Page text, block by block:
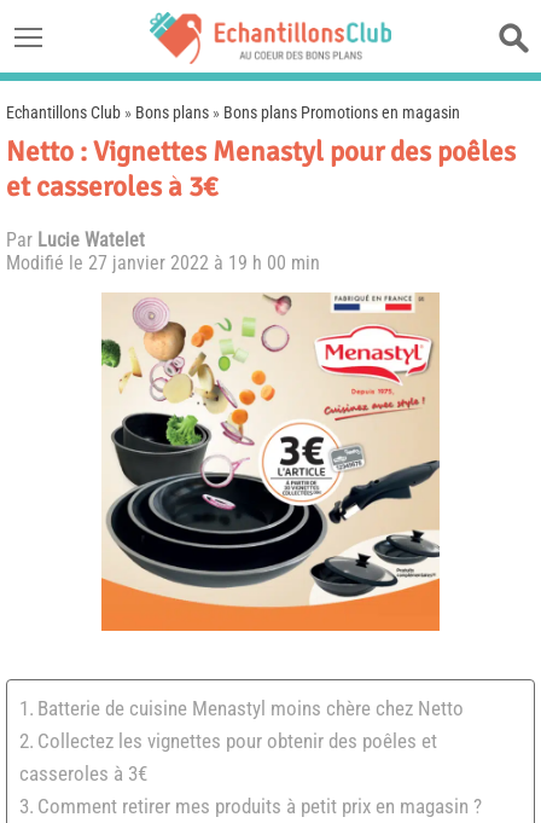
Echantillons Club » Bons plans » Bons plans Promotions en magasin
Netto : Vignettes Menastyl pour des poêles
et casseroles à 3€
Par Lucie Watelet
Modifié le 27 janvier 2022 à 19 h 00 min
Batterie de cuisine Menastyl moins chère chez Netto
Collectez les vignettes pour obtenir des poêles et
casseroles à 3€
Comment retirer mes produits à petit prix en magasin ?